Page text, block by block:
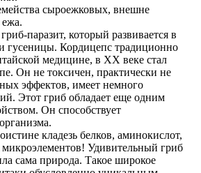
сыроежковых, внешне
паразит, который развивается в
гусеницы. Кордицепс традиционно
медицине, в ХХ веке стал
Он не токсичен, практически не
эффектов, имеет немного
Этот гриб обладает еще одним
Он способствует
кладезь белков, аминокислот,
Удивительный гриб
сама природа. Такое широкое